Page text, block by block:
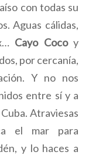
con todas su
Aguas cálidas,
Cayo Cocoy
por cercanía,
Y no nos
entre sí y a
Atraviesas
el mar para
y lo haces a